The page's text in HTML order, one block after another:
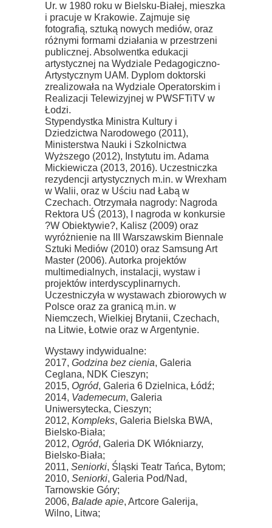
Ur. w 1980 roku w Bielsku-Białej, mieszka
i pracuje w Krakowie. Zajmuje się
fotografią, sztuką nowych mediów, oraz
różnymi formami działania w przestrzeni
publicznej. Absolwentka edukacji
artystycznej na Wydziale Pedagogiczno-
Artystycznym UAM. Dyplom doktorski
zrealizowała na Wydziale Operatorskim i
Realizacji Telewizyjnej w PWSFTiTV w
Łodzi.
Stypendystka Ministra Kultury i
Dziedzictwa Narodowego (2011),
Ministerstwa Nauki i Szkolnictwa
Wyższego (2012), Instytutu im. Adama
Mickiewicza (2013, 2016). Uczestniczka
rezydencji artystycznych m.in. w Wrexham
w Walii, oraz w Uściu nad Łabą w
Czechach. Otrzymała nagrody: Nagroda
Rektora UŚ (2013), I nagroda w konkursie
?W Obiektywie?, Kalisz (2009) oraz
wyróżnienie na III Warszawskim Biennale
Sztuki Mediów (2010) oraz Samsung Art
Master (2006). Autorka projektów
multimedialnych, instalacji, wystaw i
projektów interdyscyplinarnych.
Uczestniczyła w wystawach zbiorowych w
Polsce oraz za granicą m.in. w
Niemczech, Wielkiej Brytanii, Czechach,
na Litwie, Łotwie oraz w Argentynie.
Wystawy indywidualne:
2017, Godzina bez cienia, Galeria
Ceglana, NDK Cieszyn;
2015, Ogród, Galeria 6 Dzielnica, Łódź;
2014, Vademecum, Galeria
Uniwersytecka, Cieszyn;
2012, Kompleks, Galeria Bielska BWA,
Bielsko-Biała;
2012, Ogród, Galeria DK Włókniarzy,
Bielsko-Biała;
2011, Seniorki, Śląski Teatr Tańca, Bytom;
2010, Seniorki, Galeria Pod/Nad,
Tarnowskie Góry;
2006, Balade apie, Artcore Galerija,
Wilno, Litwa;